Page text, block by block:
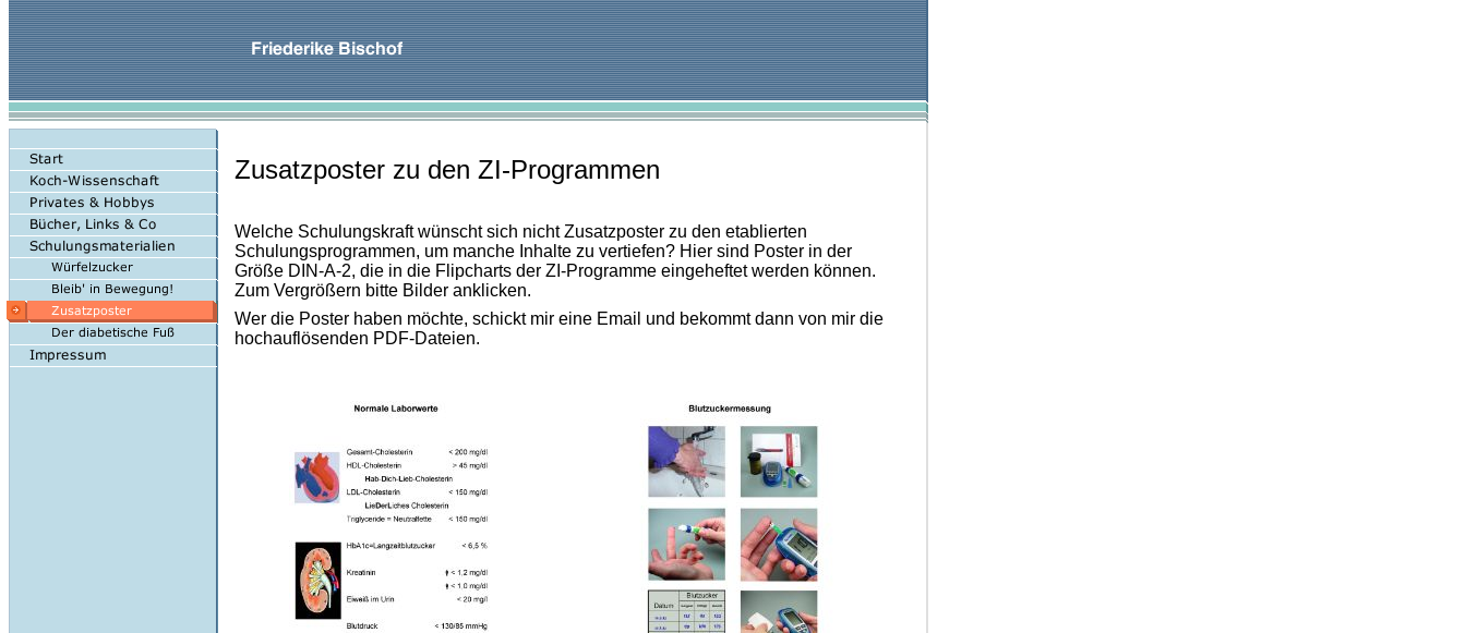
Zusatzposter zu den ZI-Programmen
Welche Schulungskraft wünscht sich nicht Zusatzposter zu den etablierten
Schulungsprogrammen, um manche Inhalte zu vertiefen? Hier sind Poster in der
Größe DIN-A-2, die in die Flipcharts der ZI-Programme eingeheftet werden können.
Zum Vergrößern bitte Bilder anklicken.
Wer die Poster haben möchte, schickt mir eine Email und bekommt dann von mir die
hochauflösenden PDF-Dateien.